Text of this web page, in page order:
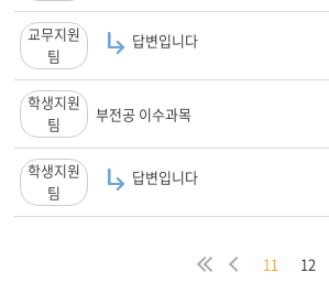
교무지원
팀
답변입니다
학생지원
팀
부전공 이수과목
학생지원
팀
답변입니다
처
음
이
전
11 12